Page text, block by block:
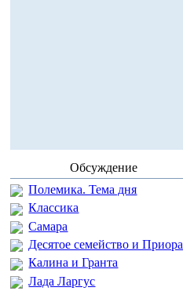
Обсуждение
Полемика. Тема дня
Классика
Самара
Десятое семейство и Приора
Калина и Гранта
Лада Ларгус